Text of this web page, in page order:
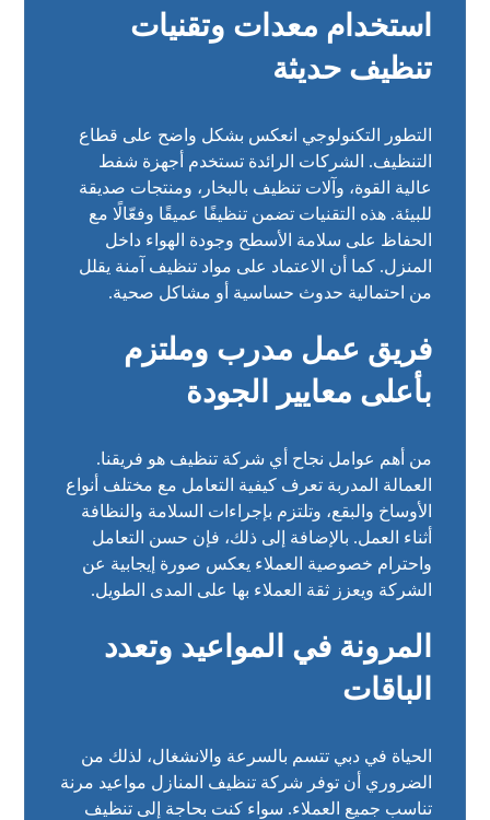
استخدام معدات وتقنيات
تنظيف حديثة
التطور التكنولوجي انعكس بشكل واضح على قطاع
التنظيف. الشركات الرائدة تستخدم أجهزة شفط
عالية القوة، وآلات تنظيف بالبخار، ومنتجات صديقة
للبيئة. هذه التقنيات تضمن تنظيفًا عميقًا وفعّالًا مع
الحفاظ على سلامة الأسطح وجودة الهواء داخل
المنزل. كما أن الاعتماد على مواد تنظيف آمنة يقلل
من احتمالية حدوث حساسية أو مشاكل صحية.
فريق عمل مدرب وملتزم
بأعلى معايير الجودة
من أهم عوامل نجاح أي شركة تنظيف هو فريقنا.
العمالة المدربة تعرف كيفية التعامل مع مختلف أنواع
الأوساخ والبقع، وتلتزم بإجراءات السلامة والنظافة
أثناء العمل. بالإضافة إلى ذلك، فإن حسن التعامل
واحترام خصوصية العملاء يعكس صورة إيجابية عن
الشركة ويعزز ثقة العملاء بها على المدى الطويل.
المرونة في المواعيد وتعدد
الباقات
الحياة في دبي تتسم بالسرعة والانشغال، لذلك من
الضروري أن توفر شركة تنظيف المنازل مواعيد مرنة
تناسب جميع العملاء. سواء كنت بحاجة إلى تنظيف